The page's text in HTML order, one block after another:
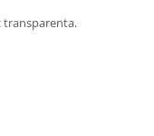
transparenta.